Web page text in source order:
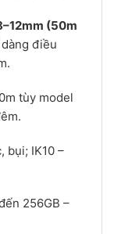
(50m
điều
tùy model
bụi; IK10 –
256GB –